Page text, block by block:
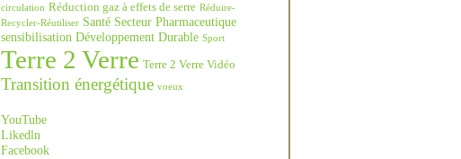
circulation Réduction gaz à effets de serre Réduire-
Recycler-Réutiliser Santé Secteur Pharmaceutique
sensibilisation Développement Durable Sport
Terre 2 Verre Terre 2 Verre Vidéo
Transition énergétique voeux
YouTube
Likedln
Facebook